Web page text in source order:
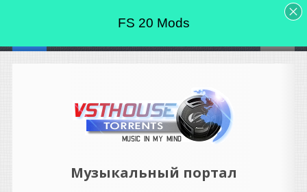
Музыкальный портал
FS 20 Mods